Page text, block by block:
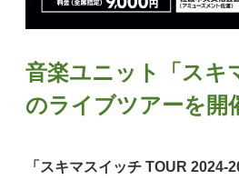
音楽ユニット「スキ
のライブツアーを開
「スキマスイッチ TOUR 2024-